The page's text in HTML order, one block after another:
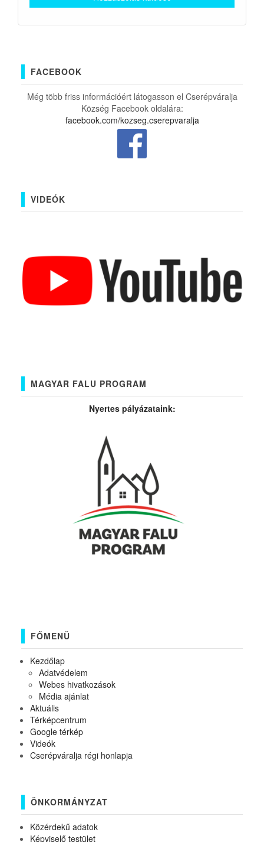
FACEBOOK
Még több friss információért látogasson el Cserépváralja
Község Facebook oldalára:
facebook.com/kozseg.cserepvaralja
VIDEÓK
MAGYAR FALU PROGRAM
Nyertes pályázataink:
FŐMENÜ
Kezdőlap
Adatvédelem
Webes hivatkozások
Média ajánlat
Aktuális
Térképcentrum
Google térkép
Videók
Cserépváralja régi honlapja
ÖNKORMÁNYZAT
Közérdekű adatok
Képviselő testület